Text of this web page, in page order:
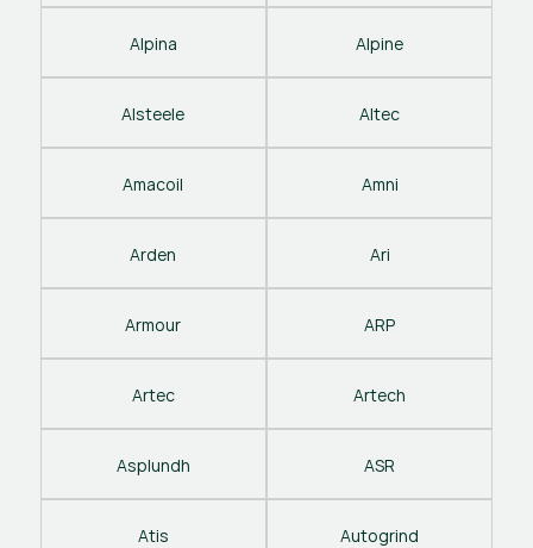
Alpina Alpine
Alsteele Altec
Amacoil Amni
Arden Ari
Armour ARP
Artec Artech
Asplundh ASR
Atis Autogrind